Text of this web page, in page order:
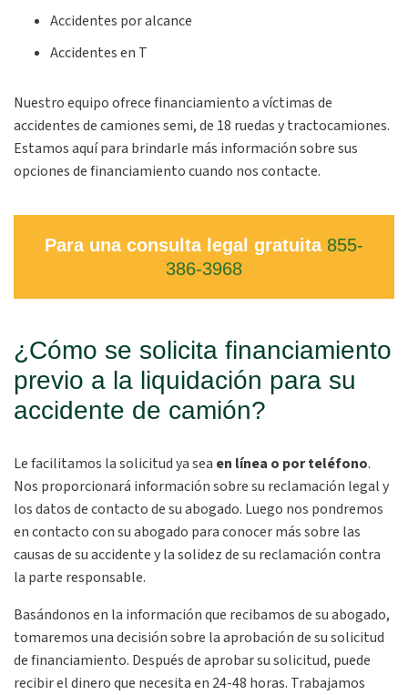
Accidentes por alcance
Accidentes en T
Nuestro equipo ofrece financiamiento a víctimas de
accidentes de camiones semi, de 18 ruedas y tractocamiones.
Estamos aquí para brindarle más información sobre sus
opciones de financiamiento cuando nos contacte.
Para una consulta legal gratuita 855-
386-3968
¿Cómo se solicita financiamiento
previo a la liquidación para su
accidente de camión?
Le facilitamos la solicitud ya sea en línea o por teléfono.
Nos proporcionará información sobre su reclamación legal y
los datos de contacto de su abogado. Luego nos pondremos
en contacto con su abogado para conocer más sobre las
causas de su accidente y la solidez de su reclamación contra
la parte responsable.
Basándonos en la información que recibamos de su abogado,
tomaremos una decisión sobre la aprobación de su solicitud
de financiamiento. Después de aprobar su solicitud, puede
recibir el dinero que necesita en 24-48 horas. Trabajamos